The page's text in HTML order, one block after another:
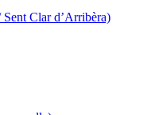
Clar d’Arribèra)